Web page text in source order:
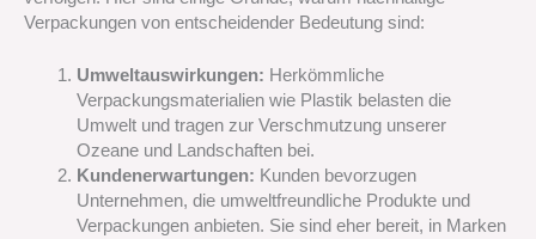
Verpackungen von entscheidender Bedeutung sind:
Umweltauswirkungen: Herkömmliche
Verpackungsmaterialien wie Plastik belasten die
Umwelt und tragen zur Verschmutzung unserer
Ozeane und Landschaften bei.
Kundenerwartungen: Kunden bevorzugen
Unternehmen, die umweltfreundliche Produkte und
Verpackungen anbieten. Sie sind eher bereit, in Marken